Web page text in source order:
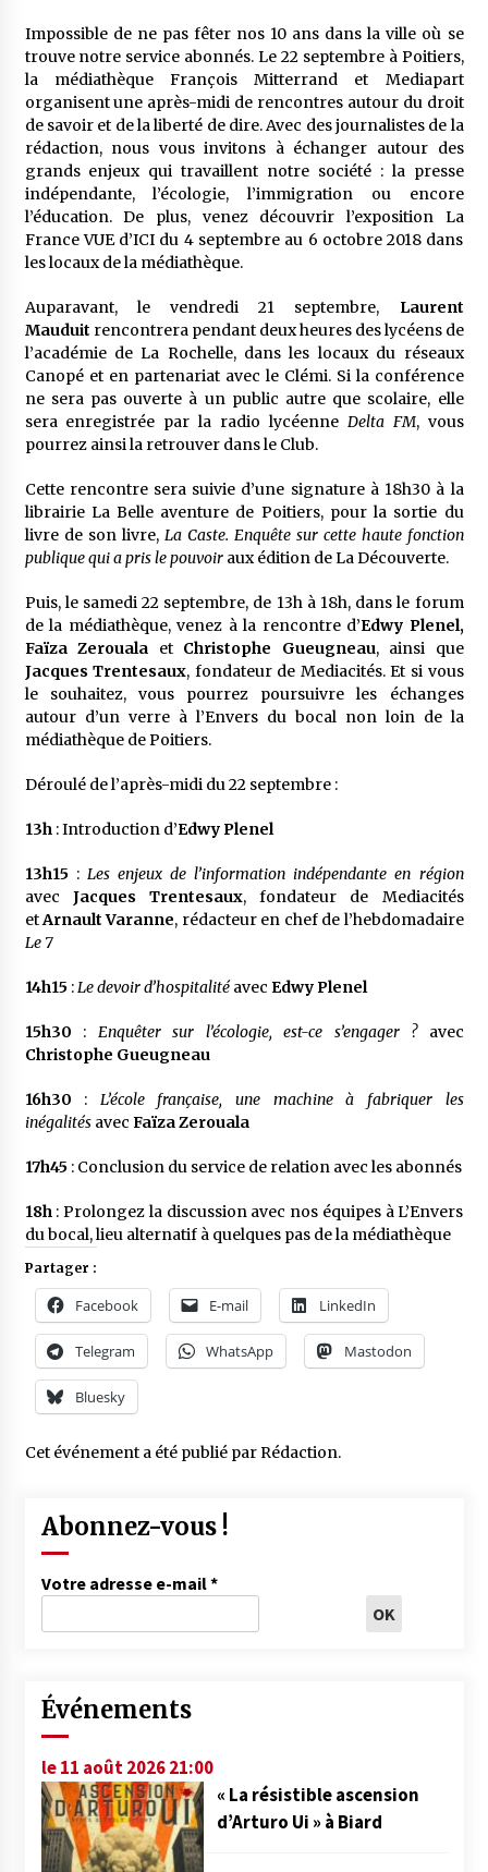
Impossible de ne pas fêter nos 10 ans dans la ville où se
trouve notre service abonnés. Le 22 septembre à Poitiers,
la médiathèque François Mitterrand et Mediapart
organisent une après-midi de rencontres autour du droit
de savoir et de la liberté de dire. Avec des journalistes de la
rédaction, nous vous invitons à échanger autour des
grands enjeux qui travaillent notre société : la presse
indépendante, l’écologie, l’immigration ou encore
l’éducation. De plus, venez découvrir l’exposition La
France VUE d’ICI du 4 septembre au 6 octobre 2018 dans
les locaux de la médiathèque.
Auparavant, le vendredi 21 septembre, Laurent
Mauduit rencontrera pendant deux heures des lycéens de
l’académie de La Rochelle, dans les locaux du réseaux
Canopé et en partenariat avec le Clémi. Si la conférence
ne sera pas ouverte à un public autre que scolaire, elle
sera enregistrée par la radio lycéenne Delta FM, vous
pourrez ainsi la retrouver dans le Club.
Cette rencontre sera suivie d’une signature à 18h30 à la
librairie La Belle aventure de Poitiers, pour la sortie du
livre de son livre, La Caste. Enquête sur cette haute fonction
publique qui a pris le pouvoiraux édition de La Découverte.
Puis, le samedi 22 septembre, de 13h à 18h, dans le forum
de la médiathèque, venez à la rencontre d’Edwy Plenel,
Faïza Zerouala et Christophe Gueugneau, ainsi que
Jacques Trentesaux, fondateur de Mediacités. Et si vous
le souhaitez, vous pourrez poursuivre les échanges
autour d’un verre à l’Envers du bocal non loin de la
médiathèque de Poitiers.
Déroulé de l’après-midi du 22 septembre :
13h: Introduction d’Edwy Plenel
13h15: Les enjeux de l’information indépendante en région
avec Jacques Trentesaux, fondateur de Mediacités
etArnault Varanne, rédacteur en chef de l’hebdomadaire
Le 7
14h15:Le devoir d’hospitalitéavec Edwy Plenel
15h30 : Enquêter sur l’écologie, est-ce s’engager ?avec
Christophe Gueugneau
16h30 : L’école française, une machine à fabriquer les
inégalitésavec Faïza Zerouala
17h45: Conclusion du service de relation avec les abonnés
18h: Prolongez la discussion avec nos équipes à L’Envers
du bocal, lieu alternatif à quelques pas de la médiathèque
Partager :
Facebook E-mail LinkedIn
Telegram WhatsApp Mastodon
Bluesky
Cet événement a été publié parRédaction.
Abonnez-vous !
Votre adresse e-mail*
Événements
le 11 août 2026 21:00
« La résistible ascension
d’Arturo Ui » à Biard